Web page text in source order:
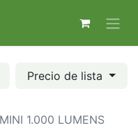
Precio de lista
1.000 LUMENS